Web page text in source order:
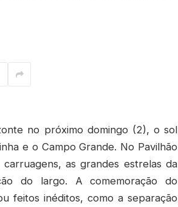
no próximo domingo (2), o sol
e o Campo Grande. No Pavilhão
as grandes estrelas da
do largo. A comemoração do
feitos inéditos, como a separação